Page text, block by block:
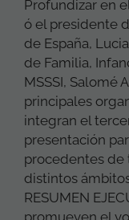
Profundizar en
ó el presidente
de España,
de Familia,
MSSSI, Salomé
principales
integran el
presentación
procedentes de
distintos
RESUMEN
promueven el